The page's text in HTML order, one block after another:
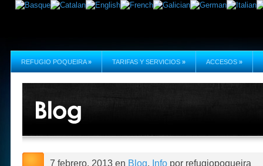
REFUGIO POQUEIRA » TARIFAS Y SERVICIOS » ACCESOS »
7 febrero, 2013 en Blog, Info por refugiopoqueira